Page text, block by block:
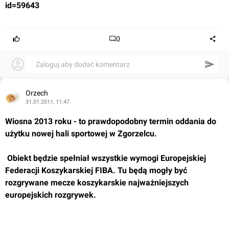
id=59643
0
Zaloguj aby dodać komentarz
Orzech
31.01.2011, 11:47
Wiosna 2013 roku - to prawdopodobny termin oddania do
użytku nowej hali sportowej w Zgorzelcu.
Federacji Koszykarskiej FIBA. Tu będą mogły być
rozgrywane mecze koszykarskie najważniejszych
europejskich rozgrywek.